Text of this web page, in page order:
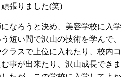
張りました(笑)
なろうと決め、美容学校に入学
短い間で沢山の技術を学んで、
ラスで上位に入れたり、校内コ
事が出来たり、沢山成長できま